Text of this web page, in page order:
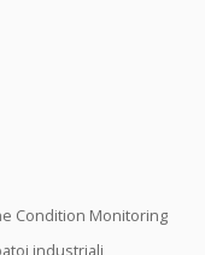
Condition Monitoring
industriali